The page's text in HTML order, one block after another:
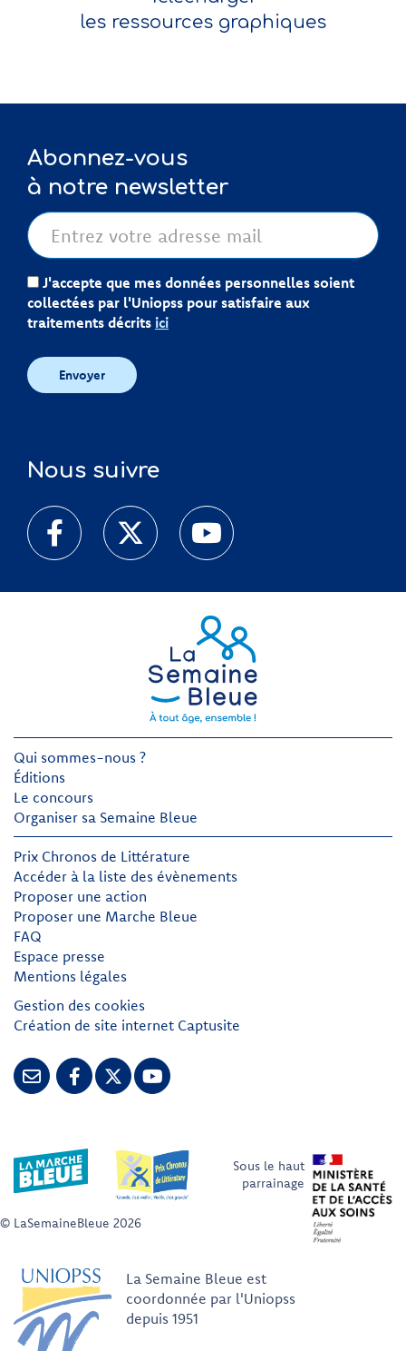
les ressources graphiques
Abonnez-vous
à notre newsletter
J'accepte que mes données personnelles soient
collectées par l'Uniopss pour satisfaire aux
traitements décrits ici
Envoyer
Nous suivre
Qui sommes-nous ?
Éditions
Le concours
Organiser sa Semaine Bleue
Prix Chronos de Littérature
Accéder à la liste des évènements
Proposer une action
Proposer une Marche Bleue
FAQ
Espace presse
Mentions légales
Gestion des cookies
Création de site internet Captusite
© LaSemaineBleue 2026
Sous le haut
parrainage
La Semaine Bleue est
coordonnée par l'Uniopss
depuis 1951